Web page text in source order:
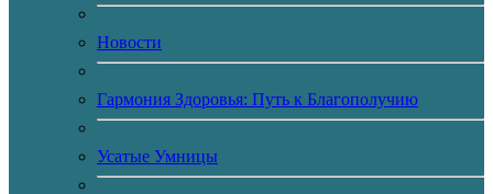
Новости
Гармония Здоровья: Путь к Благополучию
Усатые Умницы